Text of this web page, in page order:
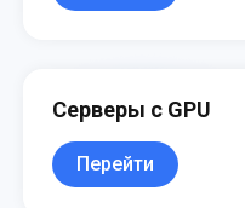
Серверы с GPU
Перейти